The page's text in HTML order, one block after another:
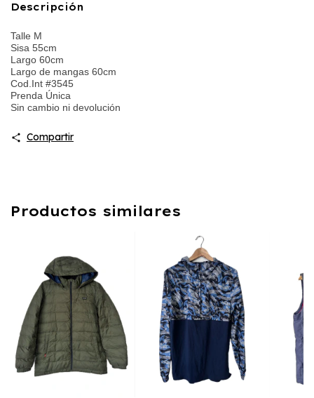
Descripción
Talle M
Sisa 55cm
Largo 60cm
Largo de mangas 60cm
Cod.Int #3545
Prenda Única
Sin cambio ni devolución
Compartir
Productos similares